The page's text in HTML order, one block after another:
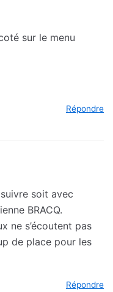
sur le menu
Répondre
soit avec
BRACQ.
ne s’écoutent pas
de place pour les
Répondre